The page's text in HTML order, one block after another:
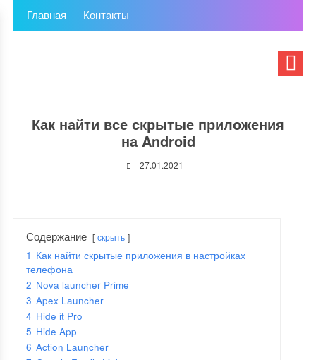
Главная Контакты
Как найти все скрытые приложения
на Android
27.01.2021
Содержание скрыть
1 Как найти скрытые приложения в настройках
телефона
2 Nova launcher Prime
3 Apex Launcher
4 Hide it Pro
5 Hide App
6 Action Launcher